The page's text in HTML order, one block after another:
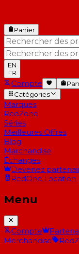
Panier
EN
FR
Compte
Catégories
Marques
RedZone
Séries
Meilleures Offres
Blog
Marchandise
Échanges
Devenez
RedOne Location
Menu
Compte
Merchandise